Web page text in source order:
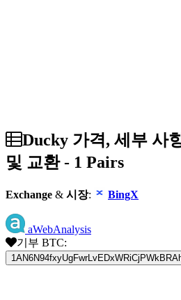
Ducky 가격, 세부 사
및 교환 - 1 Pairs
Exchange & 시장: BingX
aWebAnalysis
기부 BTC: